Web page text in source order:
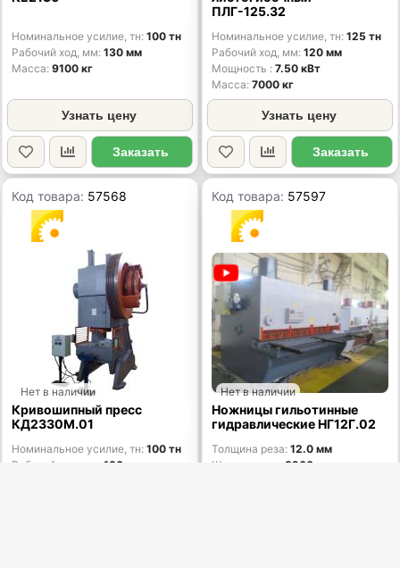
Номинальное усилие, тн 100 тн
Рабочий ход, мм 130 мм
Масса 9100 кг
Узнать цену
Заказать
ПЛГ-125.32
Номинальное усилие, тн 125 тн
Рабочий ход, мм 120 мм
Мощность
7.50 кВт
Масса 7000 кг
Узнать цену
Заказать
Код товара: 57568
Нет в наличии
Кривошипный пресс
КД2330М.01
Номинальное усилие, тн 100 тн
Рабочий ход, мм
130 мм
Код товара: 57597
Нет в наличии
Ножницы гильотинные
гидравлические НГ12Г.02
Толщина реза 12.0 мм
Ширина реза
3200 мм